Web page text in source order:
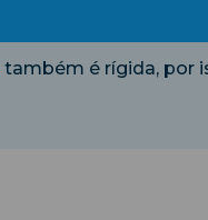
também é rígida, por